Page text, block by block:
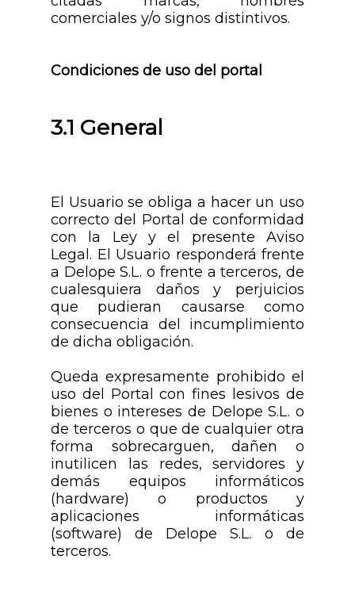
comerciales y/o signos distintivos.
Condiciones de uso del portal
3.1 General
El Usuario se obliga a hacer un uso
correcto del Portal de conformidad
con la Ley y el presente Aviso
Legal. El Usuario responderá frente
a Delope S.L. o frente a terceros, de
cualesquiera daños y perjuicios
que pudieran causarse como
consecuencia del incumplimiento
de dicha obligación.
Queda expresamente prohibido el
uso del Portal con fines lesivos de
bienes o intereses de Delope S.L. o
de terceros o que de cualquier otra
forma sobrecarguen, dañen o
inutilicen las redes, servidores y
demás equipos informáticos
(hardware) o productos y
aplicaciones informáticas
(software) de Delope S.L. o de
terceros.